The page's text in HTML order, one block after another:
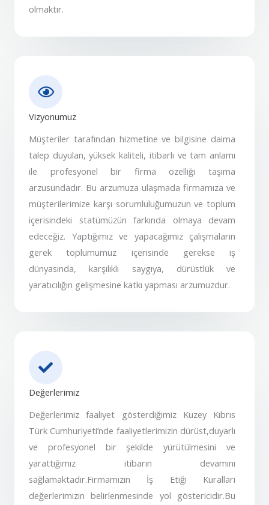
olmaktır.
Vizyonumuz
Müşteriler tarafından hizmetine ve bilgisine daima
talep duyulan, yüksek kaliteli, itibarlı ve tam anlamı
ile profesyonel bir firma özelliği taşıma
arzusundadır. Bu arzumuza ulaşmada firmamıza ve
müşterilerimize karşı sorumluluğumuzun ve toplum
içerisindeki statümüzün farkında olmaya devam
edeceğiz. Yaptığımız ve yapacağımız çalışmaların
gerek toplumumuz içerisinde gerekse iş
dünyasında, karşılıklı saygıya, dürüstlük ve
yaratıcılığın gelişmesine katkı yapması arzumuzdur.
Değerlerimiz
Değerlerimiz faaliyet gösterdiğimiz Kuzey Kıbrıs
Türk Cumhuriyeti’nde faaliyetlerimizin dürüst,duyarlı
ve profesyonel bir şekilde yürütülmesini ve
yarattığımız itibarın devamını
sağlamaktadır.Firmamızın İş Etiği Kuralları
değerlerimizin belirlenmesinde yol göstericidir.Bu